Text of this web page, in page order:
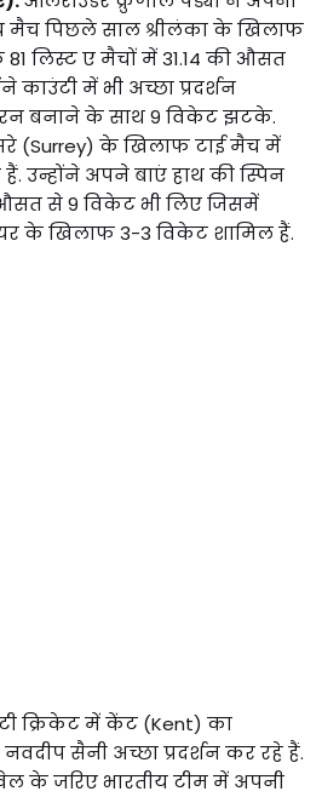
मैच पिछले साल श्रीलंका के खिलाफ
लिस्ट ए मैचों में 31.14 की औसत
काउंटी में भी अच्छा प्रदर्शन
बनाने के साथ 9 विकेट झटके.
के खिलाफ टाई मैच में
उन्होंने अपने बाएं हाथ की स्पिन
से 9 विकेट भी लिए जिसमें
के खिलाफ 3-3 विकेट शामिल हैं.
क्रिकेट में केंट (Kent) का
सैनी अच्छा प्रदर्शन कर रहे हैं.
के जरिए भारतीय टीम में अपनी